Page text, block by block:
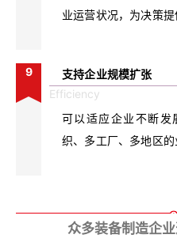
业运营状况，为决策提
9
支持企业规模扩张
Efficiency
可以适应企业不断发
织、多工厂、多地区的
众多装备制造企